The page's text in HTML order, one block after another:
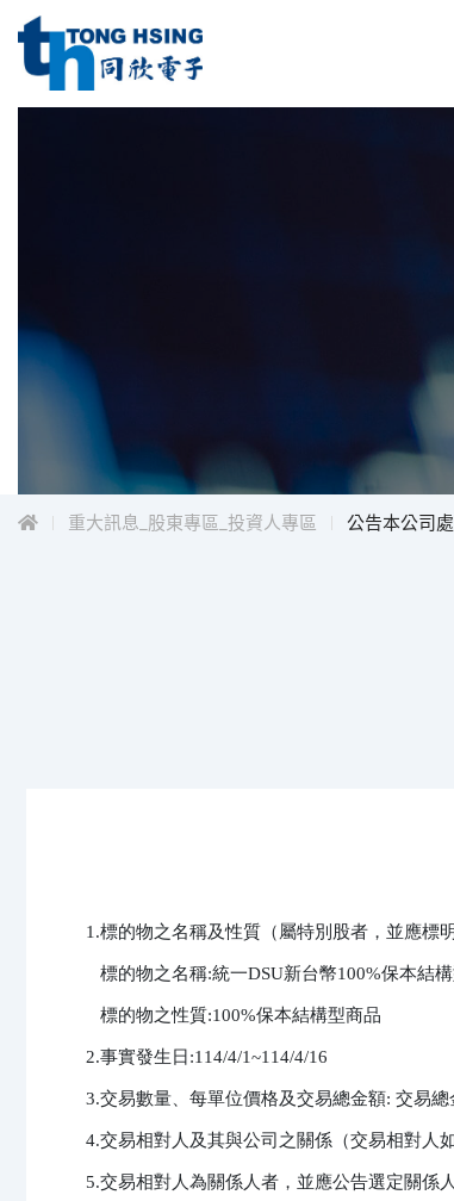
同
股
份
有
司
子
Menu
重大訊息_股東專區_投資人專區 公告本公司
1.標的物之名稱及性質（屬特別股者，並應標
標的物之名稱:統一DSU新台幣100%保本結
   標的物之性質:100%保本結構型商品
2.事實發生日:114/4/1~114/4/16
3.交易數量、每單位價格及交易總金額: 交易
4.交易相對人及其與公司之關係（交易相對人
5.交易相對人為關係人者，並應公告選定關係